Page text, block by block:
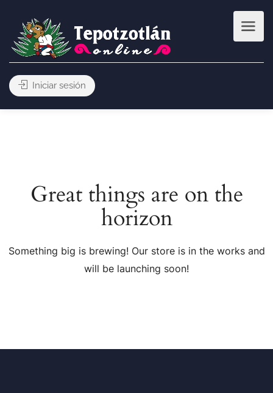
Iniciar sesión
Great things are on the
horizon
Something big is brewing! Our store is in the works and
will be launching soon!